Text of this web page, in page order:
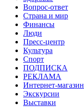
Вопрос-ответ
Страна и мир
Финансы
Люди
Пресс-центр
Культура
Спорт
ПОДПИСКА
РЕКЛАМА
Интернет-магазин
Экскурсии
Выставки